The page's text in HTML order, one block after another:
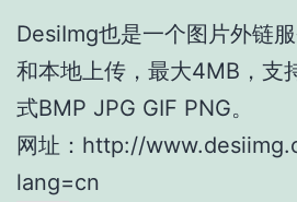
DesiImg也是一个图片外链
和本地上传，最大4MB，支
式BMP JPG GIF PNG。
网址：http://
lang=cn